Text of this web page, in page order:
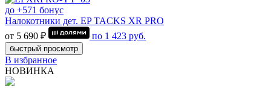
до +571 бонус
Налокотники дет. EP TACKS XR PRO
от 5 690 ₽
по 1 423 руб.
быстрый просмотр
В избранное
НОВИНКА